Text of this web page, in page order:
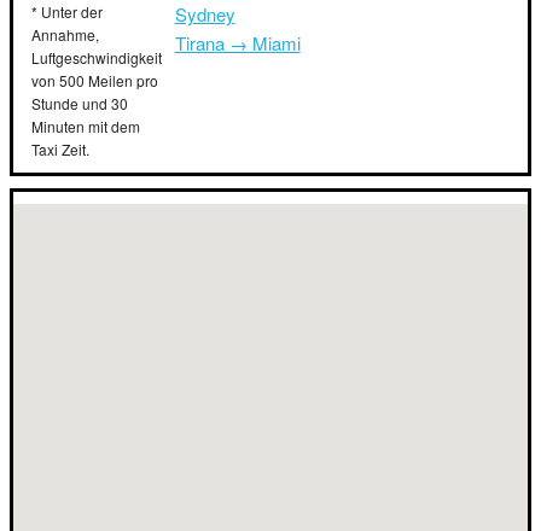
* Unter der
Annahme,
Luftgeschwindigkeit
von 500 Meilen pro
Stunde und 30
Minuten mit dem
Taxi Zeit.
Sydney
Tirana → Miami